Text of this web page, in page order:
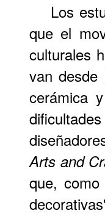
Los
que el
culturales
van desde
cerámica
Arts and
que,